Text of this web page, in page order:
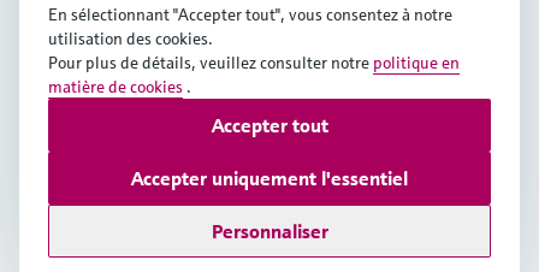
CHE•Français
Copyright © Endress+Hauser Group Services AG
Mentions légales
Conditions d'utilisation
Protection des données
Legal & Conditions generales
En sélectionnant "Accepter tout", vous consentez à notre
utilisation des cookies.
Pour plus de détails, veuillez consulter notre politique en
matière de cookies .
Personnaliser
Accepter uniquement l'essentiel
Accepter tout